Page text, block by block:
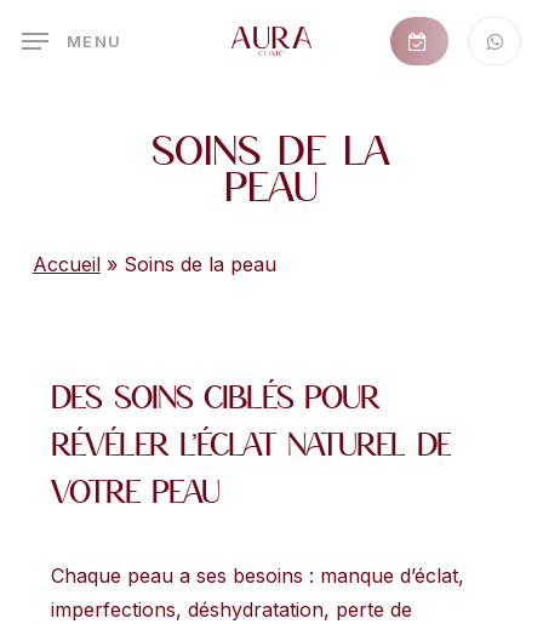
MENU
Soins de la
peau
Accueil» Soins de la peau
Des soins ciblés pour
révéler l’éclat naturel de
votre peau
Chaque peau a ses besoins : manque d’éclat,
imperfections, déshydratation, perte de